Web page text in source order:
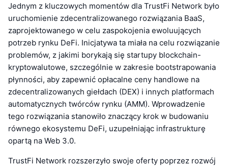
Jednym z kluczowych momentów dla TrustFi Network było
uruchomienie zdecentralizowanego rozwiązania BaaS,
zaprojektowanego w celu zaspokojenia ewoluujących
potrzeb rynku DeFi. Inicjatywa ta miała na celu rozwiązanie
problemów, z jakimi borykają się startupy blockchain-
kryptowalutowe, szczególnie w zakresie bootstrapowania
płynności, aby zapewnić opłacalne ceny handlowe na
zdecentralizowanych giełdach (DEX) i innych platformach
automatycznych twórców rynku (AMM). Wprowadzenie
tego rozwiązania stanowiło znaczący krok w budowaniu
równego ekosystemu DeFi, uzupełniając infrastrukturę
opartą na Web 3.0.
TrustFi Network rozszerzyło swoje oferty poprzez rozwój